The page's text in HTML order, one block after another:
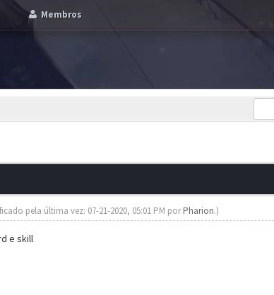
Membros
pela última vez: 07-21-2020, 05:01 PM porPharion.)
e skill